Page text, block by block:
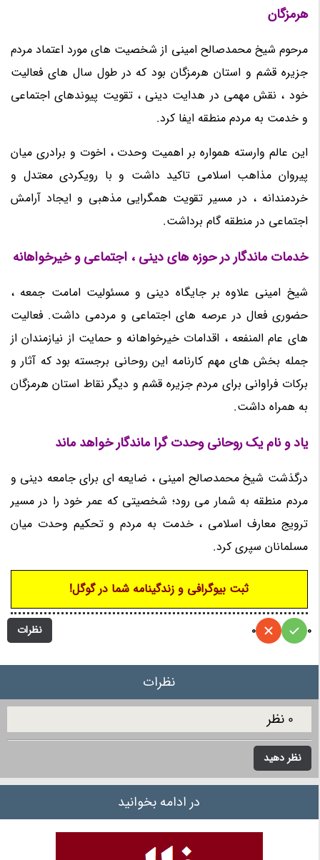
هرمزگان
مرحوم شیخ محمدصالح امینی از شخصیت های مورد اعتماد مردم
جزیره قشم و استان هرمزگان بود که در طول سال های فعالیت
خود ، نقش مهمی در هدایت دینی ، تقویت پیوندهای اجتماعی
و خدمت به مردم منطقه ایفا کرد.
این عالم وارسته همواره بر اهمیت وحدت ، اخوت و برادری میان
پیروان مذاهب اسلامی تاکید داشت و با رویکردی معتدل و
خردمندانه ، در مسیر تقویت همگرایی مذهبی و ایجاد آرامش
اجتماعی در منطقه گام برداشت.
خدمات ماندگار در حوزه های دینی ، اجتماعی و خیرخواهانه
شیخ امینی علاوه بر جایگاه دینی و مسئولیت امامت جمعه ،
حضوری فعال در عرصه های اجتماعی و مردمی داشت. فعالیت
های عام المنفعه ، اقدامات خیرخواهانه و حمایت از نیازمندان از
جمله بخش های مهم کارنامه این روحانی برجسته بود که آثار و
برکات فراوانی برای مردم جزیره قشم و دیگر نقاط استان هرمزگان
به همراه داشت.
یاد و نام یک روحانی وحدت گرا ماندگار خواهد ماند
درگذشت شیخ محمدصالح امینی ، ضایعه ای برای جامعه دینی و
مردم منطقه به شمار می رود؛ شخصیتی که عمر خود را در مسیر
ترویج معارف اسلامی ، خدمت به مردم و تحکیم وحدت میان
مسلمانان سپری کرد.
ثبت بیوگرافی و زندگینامه شما در گوگل!
نظرات 0
0
نظرات
0 نظر
نظر دهید
در ادامه بخوانید